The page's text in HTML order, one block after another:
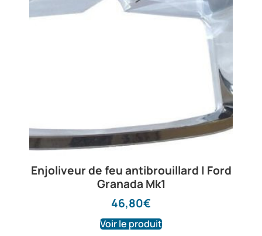
Enjoliveur de feu antibrouillard | Ford
Granada Mk1
46,80€
Voir le produit